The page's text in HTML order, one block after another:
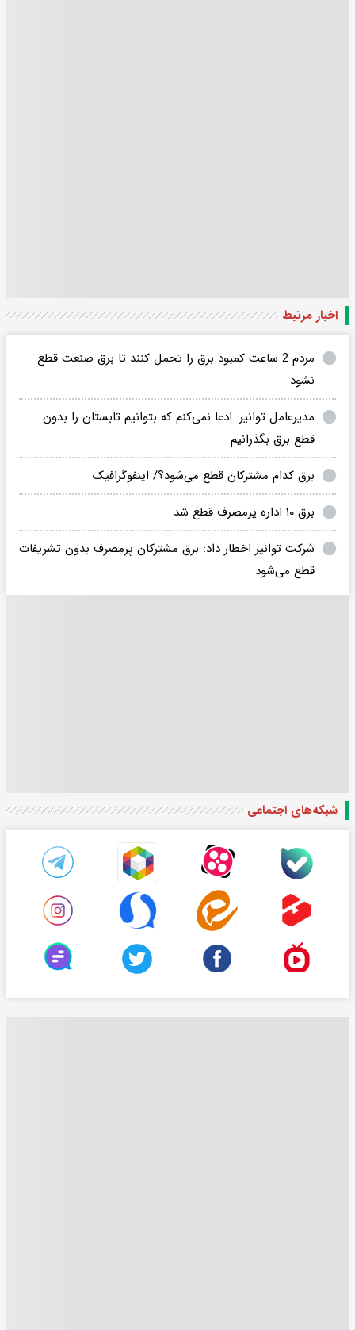
اخبار مرتبط
مردم 2 ساعت کمبود برق را تحمل کنند تا برق صنعت قطع
نشود
مدیرعامل توانیر: ادعا نمی‌کنم که بتوانیم تابستان را بدون
قطع برق بگذرانیم
برق کدام مشترکان قطع می‌شود؟/ اینفوگرافیک
برق ۱۰ اداره پرمصرف قطع شد
شرکت توانیر اخطار داد: برق مشترکان پرمصرف بدون تشریفات
قطع می‌شود
شبکه‌های اجتماعی